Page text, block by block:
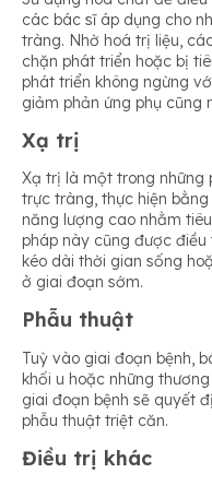
các bác sĩ áp dụng cho
tràng. Nhờ hoá trị liệu,
chặn phát triển hoặc bị
phát triển không ngừng
giảm phản ứng phụ cũng
Xạ trị
Xạ trị là một trong những
trực tràng, thực hiện
năng lượng cao nhằm
pháp này cũng được
kéo dài thời gian sống
ở giai đoạn sớm.
Phẫu thuật
Tuỳ vào giai đoạn bệnh,
khối u hoặc những
giai đoạn bệnh sẽ quyết
phẫu thuật triệt căn.
Điều trị khác